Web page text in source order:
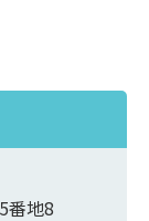
番地8